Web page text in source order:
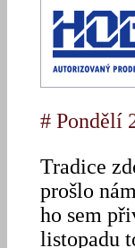
# Pondělí
Tradice
prošlo
ho sem
listopadu